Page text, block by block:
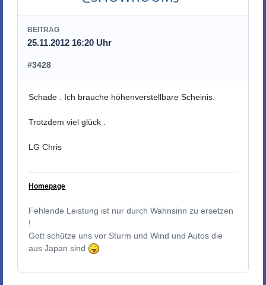
BEITRAG
25.11.2012 16:20 Uhr
#3428
Schade . Ich brauche höhenverstellbare Scheinis.
Trotzdem viel glück .
LG Chris
Homepage
Fehlende Leistung ist nur durch Wahnsinn zu ersetzen
!
Gott schütze uns vor Sturm und Wind und Autos die
aus Japan sind